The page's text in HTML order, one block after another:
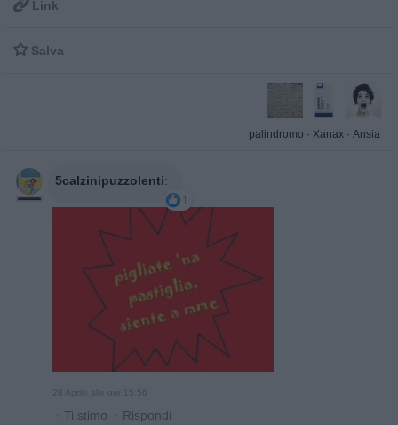
 Link
 Salva
palindromo · Xanax · Ansia
5calzinipuzzolenti:
1
28 Aprile alle ore 15:56
· Ti stimo · Rispondi